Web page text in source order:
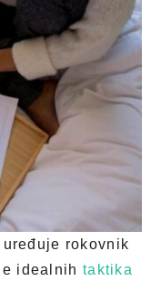
rokovnik
idealnih taktika